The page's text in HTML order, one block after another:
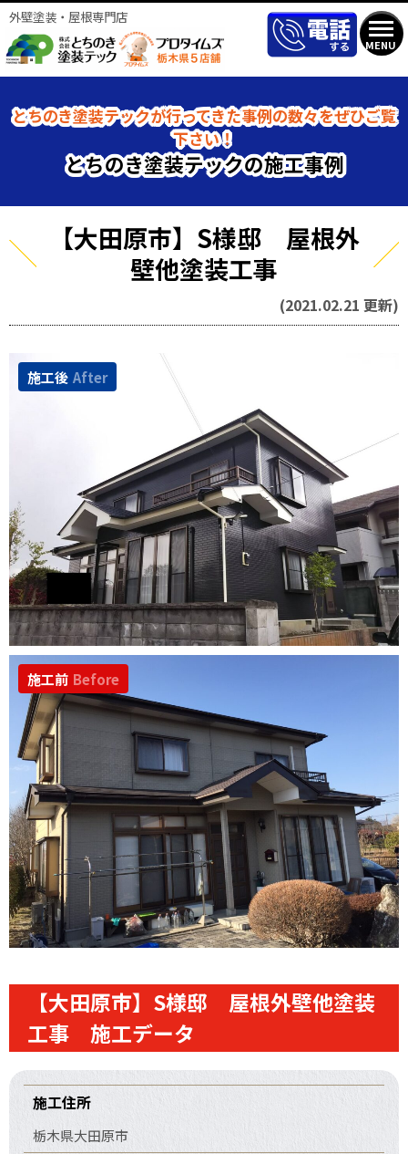
MENU
外壁塗装・屋根専門店
とちのき塗装テックが行ってきた事例の数々をぜひご覧
下さい！
とちのき塗装テックの施工事例
【大田原市】S様邸 屋根外
壁他塗装工事
(2021.02.21 更新)
施工後 After
施工前 Before
【大田原市】S様邸 屋根外壁他塗装
工事 施工データ
施工住所
栃木県大田原市